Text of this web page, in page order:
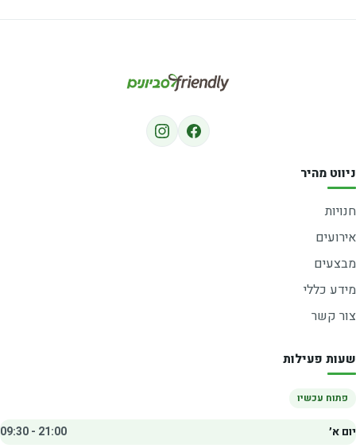
ניווט מהיר
חנויות
אירועים
מבצעים
מידע כללי
צור קשר
שעות פעילות
פתוח עכשיו
יום א׳
09:30 - 21:00